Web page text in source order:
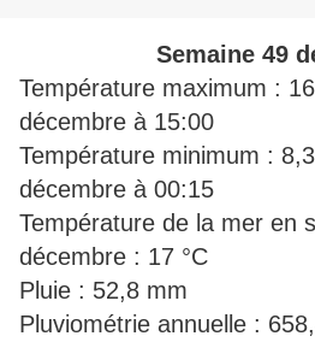
Semaine 49
Température maximum :
décembre à 15:00
Température minimum :
décembre à 00:15
Température de la mer en
décembre : 17 °C
Pluie : 52,8 mm
Pluviométrie annuelle :